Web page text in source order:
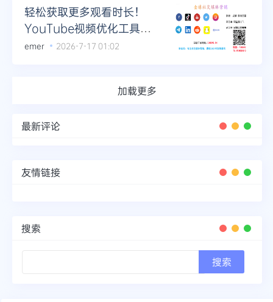
轻松获取更多观看时长！
YouTube视频优化工具推
荐
emer 2026-7-17 01:02
加载更多
最新评论
友情链接
搜索